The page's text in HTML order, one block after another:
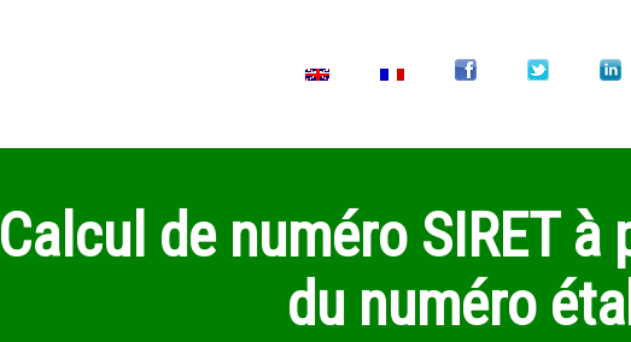
Calcul de numéro SIRET
du numéro